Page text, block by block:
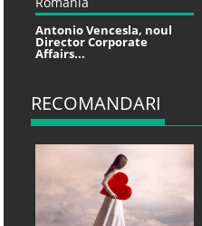
Antonio Vencesla, noul
Director Corporate
Affairs...
RECOMANDARI